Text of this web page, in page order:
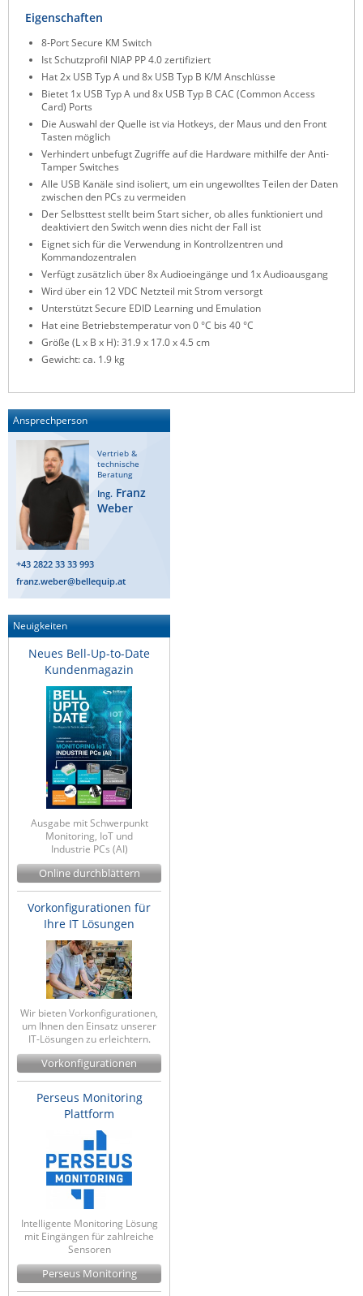
Tactical Software
TEKTELIC
Teltonika
Unwired Networks
Vision
WATTECO
Westermo
Yuasa
ZPE Systems
News zu unseren Herstellern
Eigenschaften
8-Port Secure KM Switch
Ist Schutzprofil NIAP PP 4.0 zertifiziert
Hat 2x USB Typ A und 8x USB Typ B K/M Anschlüsse
Bietet 1x USB Typ A und 8x USB Typ B CAC (Common Access
Card) Ports
Die Auswahl der Quelle ist via Hotkeys, der Maus und den Front
Tasten möglich
Verhindert unbefugt Zugriffe auf die Hardware mithilfe der Anti-
Tamper Switches
Alle USB Kanäle sind isoliert, um ein ungewolltes Teilen der Daten
zwischen den PCs zu vermeiden
Der Selbsttest stellt beim Start sicher, ob alles funktioniert und
deaktiviert den Switch wenn dies nicht der Fall ist
Eignet sich für die Verwendung in Kontrollzentren und
Kommandozentralen
Verfügt zusätzlich über 8x Audioeingänge und 1x Audioausgang
Wird über ein 12 VDC Netzteil mit Strom versorgt
Unterstützt Secure EDID Learning und Emulation
Hat eine Betriebstemperatur von 0 °C bis 40 °C
Größe (L x B x H): 31.9 x 17.0 x 4.5 cm
Gewicht: ca. 1.9 kg
Ansprechperson
Vertrieb &
technische
Beratung
Ing. Franz
Weber
+43 2822 33 33 993
franz.weber@bellequip.at
Neuigkeiten
Neues Bell-Up-to-Date
Kundenmagazin
Ausgabe mit Schwerpunkt
Monitoring, IoT und
Industrie PCs (AI)
Online durchblättern
Vorkonfigurationen für
Ihre IT Lösungen
Wir bieten Vorkonfigurationen,
um Ihnen den Einsatz unserer
IT-Lösungen zu erleichtern.
Vorkonfigurationen
Perseus Monitoring
Plattform
Intelligente Monitoring Lösung
mit Eingängen für zahlreiche
Sensoren
Perseus Monitoring